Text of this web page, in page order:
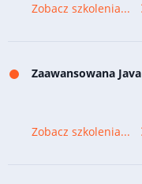
Zobacz szkolenia...
Zaawansowana Java
Zobacz szkolenia...